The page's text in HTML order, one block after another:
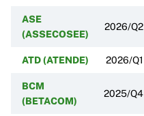
ASE
(ASSECOSEE)
2026/Q2
ATD (ATENDE) 2026/Q1
BCM
(BETACOM)
2025/Q4